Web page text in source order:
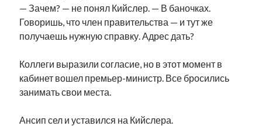
— Зачем? — не понял Кийслер. — В баночках.
Говоришь, что член правительства — и тут же
получаешь нужную справку. Адрес дать?
Коллеги выразили согласие, но в этот момент в
кабинет вошел премьер-министр. Все бросились
занимать свои места.
Ансип сел и уставился на Кийслера.